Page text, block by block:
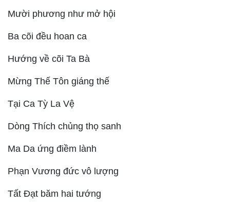
Mười phương như mở hội
Ba cõi đều hoan ca
Hướng về cõi Ta Bà
Mừng Thế Tôn giáng thế
Tại Ca Tỳ La Vệ
Dòng Thích chủng thọ sanh
Ma Da ứng điềm lành
Phạn Vương đức vô lượng
Tất Đạt băm hai tướng